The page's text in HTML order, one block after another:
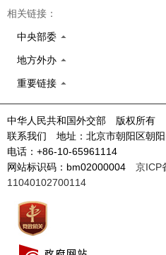
相关链接：
中央部委
地方外办
重要链接
中华人民共和国外交部 版权所有
联系我们 地址：北京市朝阳区朝
电话：+86-10-65961114
网站标识码：bm02000004 京ICP
11040102700114